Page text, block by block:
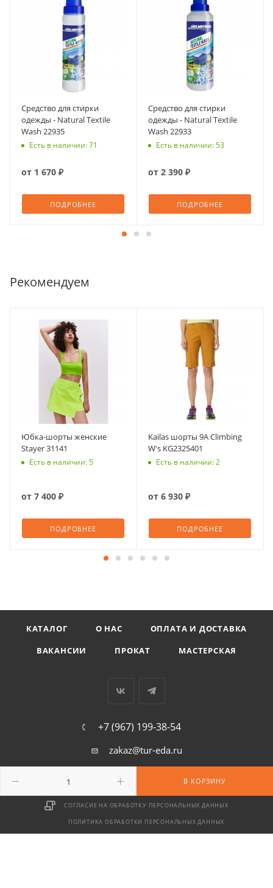
В КОРЗИНУ
Средство для стирки
одежды - Natural Textile
Wash 22935
Есть в наличии: 71
от 1 670 ₽
ПОДРОБНЕЕ
Средство для стирки
одежды - Natural Textile
Wash 22933
Есть в наличии: 53
от 2 390 ₽
ПОДРОБНЕЕ
Рекомендуем
Юбка-шорты женские
Stayer 31141
Есть в наличии: 5
от 7 400 ₽
ПОДРОБНЕЕ
Kailas шорты 9A Climbing
W's KG2325401
Есть в наличии: 2
от 6 930 ₽
ПОДРОБНЕЕ
КАТАЛОГ О НАС
ОПЛАТА И ДОСТАВКА
ВАКАНСИИ
ПРОКАТ МАСТЕРСКАЯ
+7 (967) 199-38-54
zakaz@tur-eda.ru
г. Москва, ул. Сайкина, д. 17
СОГЛАСИЕ НА ОБРАБОТКУ ПЕРСОНАЛЬНЫХ ДАННЫХ
ПОЛИТИКА ОБРАБОТКИ ПЕРСОНАЛЬНЫХ ДАННЫХ